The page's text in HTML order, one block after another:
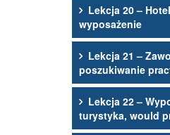
Lekcja 20 –
wyposażenie
Lekcja 21 –
poszukiwanie
Lekcja 22 –
turystyka, would